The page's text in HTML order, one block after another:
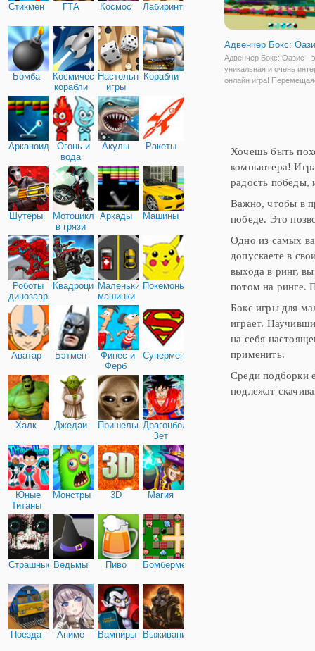
Стикмен ГТА Космос Лабиринты
Бомба
Космические
корабли
Настольные
игры
Корабли
Арканоид
Огонь и
вода
Акулы Ракеты
Шутеры
Мотоциклы
в грязи
Аркады Машины
Роботы
динозавры
КвадроциклыМаленькие
машинки
Покемоны
Аватар Бэтмен
Финес и
Ферб
Супермен
Халк Джедаи ПришельцыДрагонболл
Зет
Юные
Титаны
Монстры 3D Магия
Страшные Ведьмы Пиво Бомбермен
Поезда Аниме Вампиры Выживание
Адвенчер Бокс:
Адвенчер Бокс: Оазис -
уникальная и очень
онлайн игра!
Хочешь быть
компьютера!
радость победы,
Важно, чтобы в
победе. Это
Одно из самых
допускаете в
выхода в ринг,
потом на ринге.
Бокс игры для
играет.
на себя
применить.
Среди подборки
подлежат